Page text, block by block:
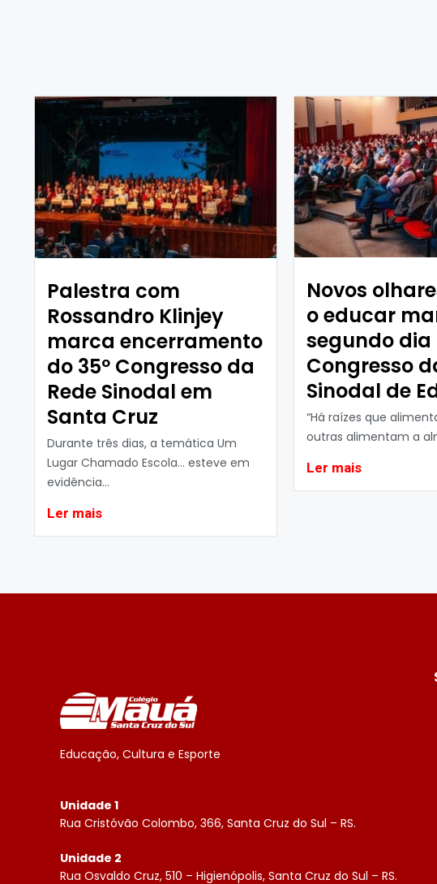
Palestra com
Rossandro Klinjey
marca encerramento
do 35º Congresso da
Rede Sinodal em
Santa Cruz
Durante três dias, a temática Um
Lugar Chamado Escola… esteve em
evidência...
Ler mais
Novos
o educar
segundo dia
Congresso
Sinodal de
“Há raízes que
outras alimentam a
Ler mais
Educação, Cultura e Esporte
Unidade 1
Rua Cristóvão Colombo, 366, Santa Cruz do Sul – RS.
Unidade 2
Rua Osvaldo Cruz, 510 – Higienópolis, Santa Cruz do Sul – RS.